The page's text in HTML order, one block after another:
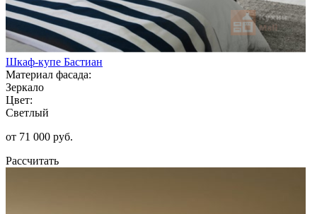
Шкаф-купе Бастиан
Материал фасада:
Зеркало
Цвет:
Светлый
от 71 000 руб.
Рассчитать